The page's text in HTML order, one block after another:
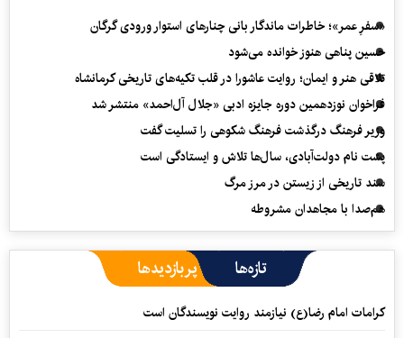
«سفرِ عمر»؛ خاطرات ماندگار بانی چنارهای استوار ورودی گرگان
حسین پناهی هنوز خوانده می‌شود
تلاقی هنر و ایمان؛ روایت عاشورا در قلب تکیه‌های تاریخی کرمانشاه
فراخوان نوزدهمین دوره جایزه ادبی «جلال آل‌احمد» منتشر شد
وزیر فرهنگ درگذشت فرهنگ شکوهی را تسلیت گفت
پشت نام دولت‌آبادی، سال‌ها تلاش و ایستادگی است
سند تاریخی از زیستن در مرز مرگ
هم‌صدا با مجاهدان مشروطه
تازه‌ها پربازدیدها
کرامات امام رضا(ع) نیازمند روایت نویسندگان است